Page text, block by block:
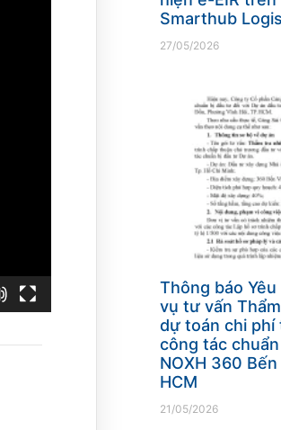
Smarthub
27/05/2026
Thông báo
vụ tư vấn
dự toán chi phí
công tác
NOXH 360
HCM
21/05/2026